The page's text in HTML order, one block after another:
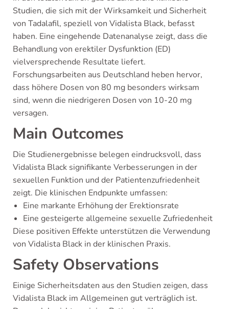
Studien, die sich mit der Wirksamkeit und Sicherheit
von Tadalafil, speziell von Vidalista Black, befasst
haben. Eine eingehende Datenanalyse zeigt, dass die
Behandlung von erektiler Dysfunktion (ED)
vielversprechende Resultate liefert.
Forschungsarbeiten aus Deutschland heben hervor,
dass höhere Dosen von 80 mg besonders wirksam
sind, wenn die niedrigeren Dosen von 10-20 mg
versagen.
Main Outcomes
Die Studienergebnisse belegen eindrucksvoll, dass
Vidalista Black signifikante Verbesserungen in der
sexuellen Funktion und der Patientenzufriedenheit
zeigt. Die klinischen Endpunkte umfassen:
Eine markante Erhöhung der Erektionsrate
Eine gesteigerte allgemeine sexuelle Zufriedenheit
Diese positiven Effekte unterstützen die Verwendung
von Vidalista Black in der klinischen Praxis.
Safety Observations
Einige Sicherheitsdaten aus den Studien zeigen, dass
Vidalista Black im Allgemeinen gut verträglich ist.